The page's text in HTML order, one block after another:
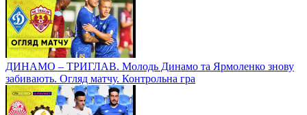
ДИНАМО – ТРИГЛАВ. Молодь Динамо та Ярмоленко знову
забивають. Огляд матчу. Контрольна гра